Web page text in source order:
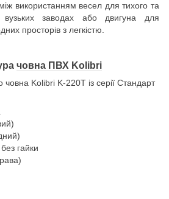
використанням весел для тихого та
заводах або двигуна для
просторів з легкістю.
човна ПВХ Kolibri
гайки